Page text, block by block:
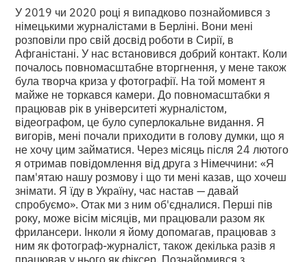
У 2019 чи 2020 році я випадково познайомився з
німецькими журналістами в Берліні. Вони мені
розповіли про свій досвід роботи в Сирії, в
Афганістані. У нас встановився добрий контакт. Коли
почалось повномасштабне вторгнення, у мене також
була творча криза у фотографії. На той момент я
майже не торкався камери. До повномасштабки я
працював рік в університеті журналістом,
відеографом, це було суперлокальне видання. Я
вигорів, мені почали приходити в голову думки, що я
не хочу цим займатися. Через місяць після 24 лютого
я отримав повідомлення від друга з Німеччини: «Я
пам'ятаю нашу розмову і що ти мені казав, що хочеш
знімати. Я їду в Україну, час настав — давай
спробуємо». Отак ми з ним об'єдналися. Перші пів
року, може вісім місяців, ми працювали разом як
фрилансери. Інколи я йому допомагав, працював з
ним як фотограф-журналіст, також декілька разів я
працював у нього як фіксер. Познайомився з